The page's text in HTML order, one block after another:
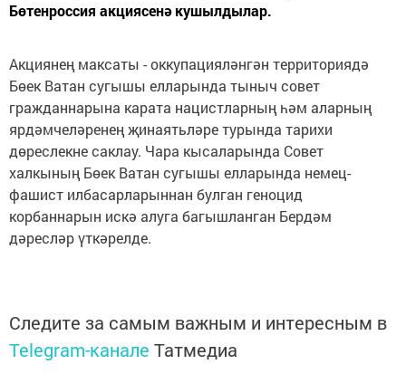
Бөтенроссия акциясенә кушылдылар.
Акциянең максаты - оккупацияләнгән территориядә
Бөек Ватан сугышы елларында тыныч совет
гражданнарына карата нацистларның һәм аларның
ярдәмчеләренең җинаятьләре турында тарихи
дөреслекне саклау. Чара кысаларында Совет
халкының Бөек Ватан сугышы елларында немец-
фашист илбасарларыннан булган геноцид
корбаннарын искә алуга багышланган Бердәм
дәресләр үткәрелде.
Следите за самым важным и интересным в
Telegram-канале Татмедиа